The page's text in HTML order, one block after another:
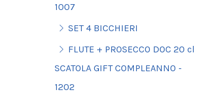
1007
SET 4 BICCHIERI
FLUTE + PROSECCO DOC 20 cl
SCATOLA GIFT COMPLEANNO -
1202